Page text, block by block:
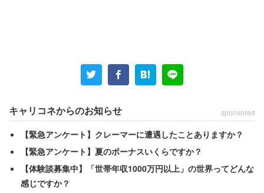
と勧告され、男性は求職活動をスタート。ネットサイトか
「面接時に試用期間の時給について、相手先から
『ほぼ最低金額になるけど大丈夫ですか』と言われ
ました。私は職が欲しかったので『そうですか』と
答え、面接担当者も『先に決まった人がいるのでそ
キャリコネからのお知らせ sponsored
【緊急アンケート】クレーマーに遭遇したことありますか？
【緊急アンケート】夏のボーナスいくらですか？
【体験談募集中】「世帯年収1000万円以上」の世界ってどんな
感じですか？